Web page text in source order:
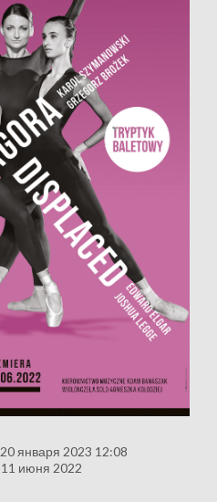
20 января 2023 12:08
11 июня 2022